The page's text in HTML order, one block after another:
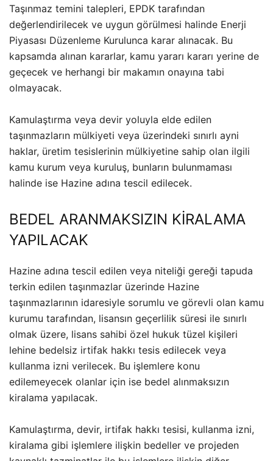
Taşınmaz temini talepleri, EPDK tarafından
değerlendirilecek ve uygun görülmesi halinde Enerji
Piyasası Düzenleme Kurulunca karar alınacak. Bu
kapsamda alınan kararlar, kamu yararı kararı yerine de
geçecek ve herhangi bir makamın onayına tabi
olmayacak.
Kamulaştırma veya devir yoluyla elde edilen
taşınmazların mülkiyeti veya üzerindeki sınırlı ayni
haklar, üretim tesislerinin mülkiyetine sahip olan ilgili
kamu kurum veya kuruluş, bunların bulunmaması
halinde ise Hazine adına tescil edilecek.
BEDEL ARANMAKSIZIN KİRALAMA
YAPILACAK
Hazine adına tescil edilen veya niteliği gereği tapuda
terkin edilen taşınmazlar üzerinde Hazine
taşınmazlarının idaresiyle sorumlu ve görevli olan kamu
kurumu tarafından, lisansın geçerlilik süresi ile sınırlı
olmak üzere, lisans sahibi özel hukuk tüzel kişileri
lehine bedelsiz irtifak hakkı tesis edilecek veya
kullanma izni verilecek. Bu işlemlere konu
edilemeyecek olanlar için ise bedel alınmaksızın
kiralama yapılacak.
Kamulaştırma, devir, irtifak hakkı tesisi, kullanma izni,
kiralama gibi işlemlere ilişkin bedeller ve projeden